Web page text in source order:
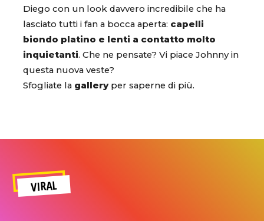
Diego con un look davvero incredibile che ha
lasciato tutti i fan a bocca aperta: capelli
biondo platino e lenti a contatto molto
inquietanti. Che ne pensate? Vi piace Johnny in
questa nuova veste?
Sfogliate la galleryper saperne di più.
VIRAL